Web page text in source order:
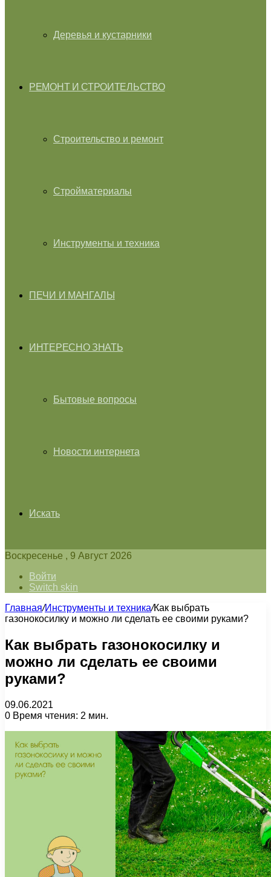
Деревья и кустарники
РЕМОНТ И СТРОИТЕЛЬСТВО
Строительство и ремонт
Стройматериалы
Инструменты и техника
ПЕЧИ И МАНГАЛЫ
ИНТЕРЕСНО ЗНАТЬ
Бытовые вопросы
Новости интернета
Искать
Воскресенье , 9 Август 2026
Войти
Switch skin
Главная/Инструменты и техника/Как выбрать
газонокосилку и можно ли сделать ее своими руками?
Как выбрать газонокосилку и
можно ли сделать ее своими
руками?
09.06.2021
0 Время чтения: 2 мин.